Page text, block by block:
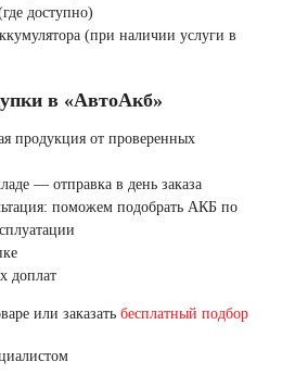
доступно)
(при наличии услуги в
в «АвтоАкб»
продукция от проверенных
— отправка в день заказа
поможем подобрать АКБ по
доплат
или заказать бесплатный подбор